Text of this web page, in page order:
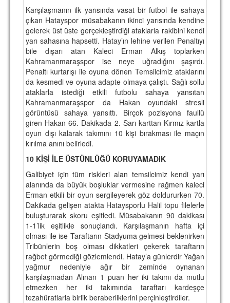
İRTİBAT
SİTE İSTATİSTİKLERİ
REKLAM YAYINI
Karşılaşmanın ilk yarısında vasat bir futbol ile sahaya
çıkan Hatayspor müsabakanın ikinci yarısında kendine
gelerek üst üste gerçekleştirdiği ataklarla rakibini kendi
yarı sahasına hapsetti. Hatay’ın lehine verilen Penaltıyı
bile dışarı atan Kaleci Erman Alkış toplarken
Kahramanmaraşspor ise neye uğradığını şaşırdı.
Penaltı kurtarışı ile oyuna dönen Temsilcimiz ataklarını
da kesmedi ve oyuna adapte olmaya çalıştı. Sağlı sollu
ataklarla istediği etkili futbolu sahaya yansıtan
Kahramanmaraşspor da Hakan oyundaki stresli
görüntüsü sahaya yansıttı. Birçok pozisyona faullü
giren Hakan 66. Dakikada 2. Sarı karttan Kırmız kartla
oyun dışı kalarak takımını 10 kişi bırakması ile maçın
kırılma anını belirledi.
10 KİŞİ İLE ÜSTÜNLÜĞÜ KORUYAMADIK
Galibiyet için tüm riskleri alan temsilcimiz kendi yarı
alanında da büyük boşluklar vermesine rağmen kaleci
Erman etkili bir oyun sergileyerek göz doldururken 70.
Dakikada gelişen atakta Hataysporlu Halil topu filelerle
buluşturarak skoru eşitledi. Müsabakanın 90 dakikası
1-1’lik eşitlikle sonuçlandı. Karşılaşmanın hafta içi
olması ile ise Taraftarın Stadyuma gelmesi beklenirken
Tribünlerin boş olması dikkatleri çekerek taraftarın
rağbet görmediği gözlemlendi. Hatay’a günlerdir Yağan
yağmur nedeniyle ağır bir zeminde oynanan
karşılaşmadan Alınan 1 puan her iki takımı da mutlu
etmezken her iki takımında taraftarı kardeşçe
tezahüratlarla birlik beraberliklerini perçinleştirdiler.